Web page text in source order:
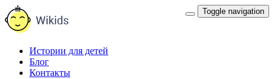
Toggle navigation
Истории для детей
Блог
Контакты